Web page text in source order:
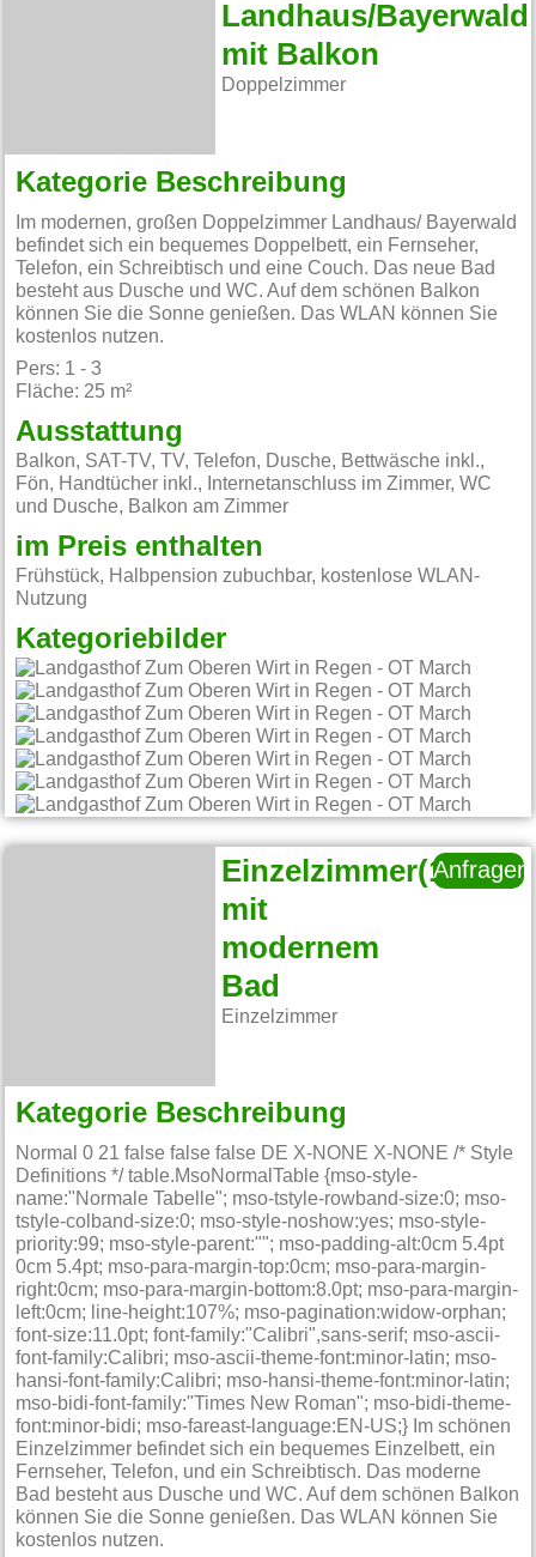
Landhaus/Bayerwald
mit Balkon
Doppelzimmer
Kategorie Beschreibung
Im modernen, großen Doppelzimmer Landhaus/ Bayerwald
befindet sich ein bequemes Doppelbett, ein Fernseher,
Telefon, ein Schreibtisch und eine Couch. Das neue Bad
besteht aus Dusche und WC. Auf dem schönen Balkon
können Sie die Sonne genießen. Das WLAN können Sie
kostenlos nutzen.
Pers: 1 - 3
Fläche: 25 m²
Ausstattung
Balkon, SAT-TV, TV, Telefon, Dusche, Bettwäsche inkl.,
Fön, Handtücher inkl., Internetanschluss im Zimmer, WC
und Dusche, Balkon am Zimmer
im Preis enthalten
Frühstück, Halbpension zubuchbar, kostenlose WLAN-
Nutzung
Kategoriebilder
Einzelzimmer(18qm)
mit
modernem
Bad
Einzelzimmer
Anfragen
Kategorie Beschreibung
Normal 0 21 false false false DE X-NONE X-NONE /* Style
Definitions */ table.MsoNormalTable {mso-style-
name:"Normale Tabelle"; mso-tstyle-rowband-size:0; mso-
tstyle-colband-size:0; mso-style-noshow:yes; mso-style-
priority:99; mso-style-parent:""; mso-padding-alt:0cm 5.4pt
0cm 5.4pt; mso-para-margin-top:0cm; mso-para-margin-
right:0cm; mso-para-margin-bottom:8.0pt; mso-para-margin-
left:0cm; line-height:107%; mso-pagination:widow-orphan;
font-size:11.0pt; font-family:"Calibri",sans-serif; mso-ascii-
font-family:Calibri; mso-ascii-theme-font:minor-latin; mso-
hansi-font-family:Calibri; mso-hansi-theme-font:minor-latin;
mso-bidi-font-family:"Times New Roman"; mso-bidi-theme-
font:minor-bidi; mso-fareast-language:EN-US;} Im schönen
Einzelzimmer befindet sich ein bequemes Einzelbett, ein
Fernseher, Telefon, und ein Schreibtisch. Das moderne
Bad besteht aus Dusche und WC. Auf dem schönen Balkon
können Sie die Sonne genießen. Das WLAN können Sie
kostenlos nutzen.